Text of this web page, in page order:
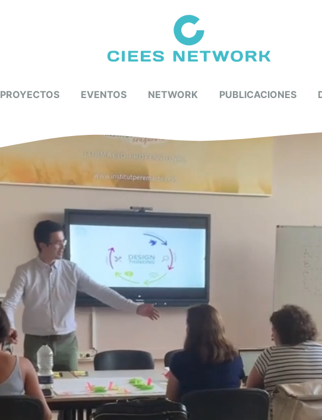
PROYECTOS EVENTOS NETWORK PUBLICACIONES
Purus pellentesque praesent